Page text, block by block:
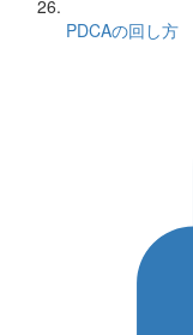
PDCAの回し方